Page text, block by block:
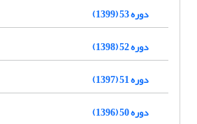
دوره 53 (1399)
دوره 52 (1398)
دوره 51 (1397)
دوره 50 (1396)